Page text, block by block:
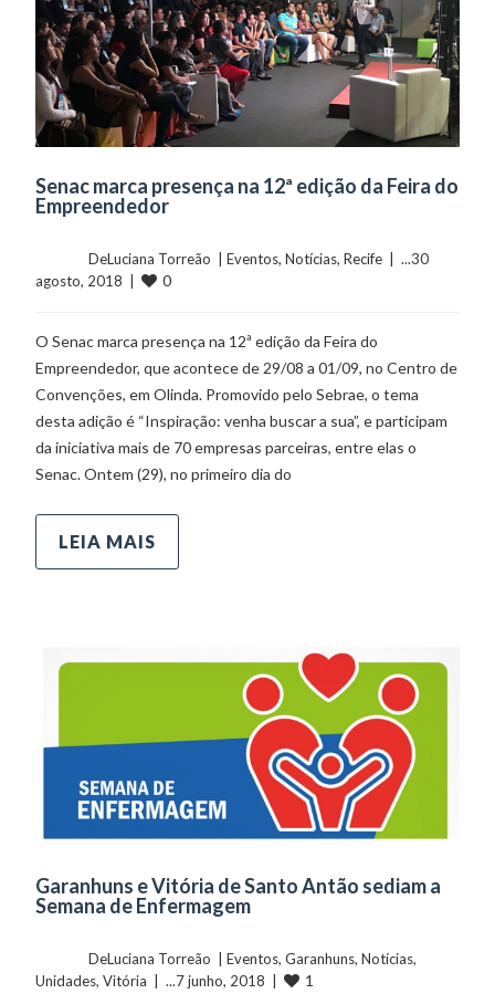
Senac marca presença na 12ª edição da Feira do
Empreendedor
	    	DeLuciana Torreão  |
Eventos, Notícias, Recife
  |  ...30
agosto, 2018  |
0
O Senac marca presença na 12ª edição da Feira do
Empreendedor, que acontece de 29/08 a 01/09, no Centro de
Convenções, em Olinda. Promovido pelo Sebrae, o tema
desta adição é “Inspiração: venha buscar a sua”, e participam
da iniciativa mais de 70 empresas parceiras, entre elas o
Senac. Ontem (29), no primeiro dia do
LEIA MAIS
Garanhuns e Vitória de Santo Antão sediam a
Semana de Enfermagem
	    	DeLuciana Torreão  |
Eventos, Garanhuns, Notícias
Unidades, Vitória
  |  ...7 junho, 2018  |
1